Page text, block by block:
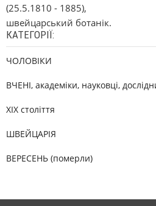
(25.5.1810 - 1885),
швейцарський ботанік.
КАТЕГОРІЇ:
ЧОЛОВІКИ
ВЧЕНІ, академіки, науковці,
XIX століття
ШВЕЙЦАРІЯ
ВЕРЕСЕНЬ (померли)